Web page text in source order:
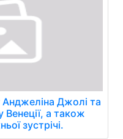
Джолі та
Венеції, а також
зустрічі.